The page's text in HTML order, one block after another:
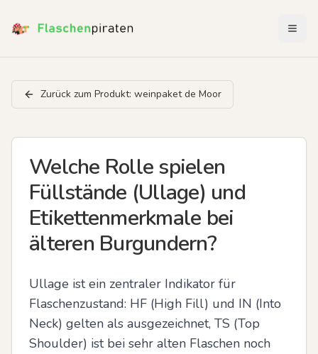
Zurück zum Produkt: weinpaket de Moor
Welche Rolle spielen
Füllstände (Ullage) und
Etikettenmerkmale bei
älteren Burgundern?
Ullage ist ein zentraler Indikator für
Flaschenzustand: HF (High Fill) und IN (Into
Neck) gelten als ausgezeichnet, TS (Top
Shoulder) ist bei sehr alten Flaschen noch